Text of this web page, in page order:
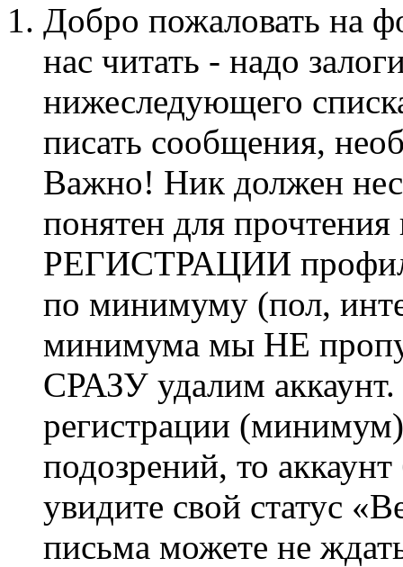
Добро пожаловать на
нас читать - надо
нижеследующего
писать сообщения,
Важно! Ник должен
понятен для
РЕГИСТРАЦИИ профиль
по минимуму (пол,
минимума мы НЕ
СРАЗУ удалим
регистрации
подозрений, то
увидите свой статус
письма можете не